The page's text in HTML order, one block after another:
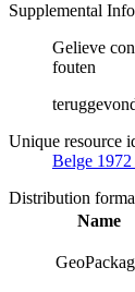
Supplemental
Gelieve
fouten
Unique resource
Belge
Distribution
Name